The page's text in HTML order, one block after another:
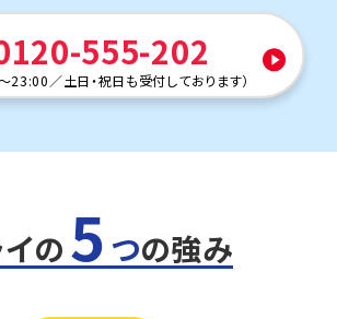
入試対策コース
学校
書：東京書籍）
ークからの出題が多い分、学校の授業の理解度
強の量で大きく差が開きます。後半の文章題に
られるよう、基本的な公式や解法は完璧にした
555-202
23:00 ／土日・祝日も受付しております）
イの 5 つの強み